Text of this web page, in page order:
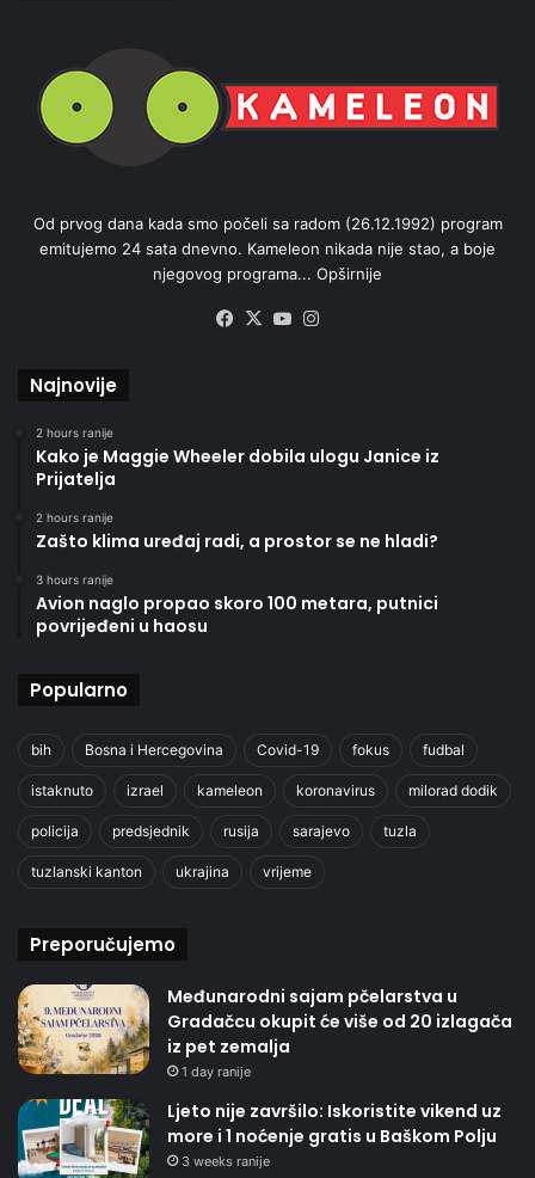
Od prvog dana kada smo počeli sa radom (26.12.1992) program
emitujemo 24 sata dnevno. Kameleon nikada nije stao, a boje
njegovog programa... Opširnije
Facebook
X YouTube
Najnovije
2 hours ranije
Kako je Maggie Wheeler dobila ulogu Janice iz
Prijatelja
2 hours ranije
Zašto klima uređaj radi, a prostor se ne hladi?
3 hours ranije
Avion naglo propao skoro 100 metara, putnici
povrijeđeni u haosu
Popularno
bih Bosna i Hercegovina Covid-19 fokus fudbal
istaknuto izrael kameleon koronavirus milorad dodik
policija predsjednik rusija sarajevo tuzla
tuzlanski kanton ukrajina vrijeme
Preporučujemo
Međunarodni sajam pčelarstva u
Gradačcu okupit će više od 20 izlagača
iz pet zemalja
1 day ranije
Ljeto nije završilo: Iskoristite vikend uz
more i 1 noćenje gratis u Baškom Polju
3 weeks ranije